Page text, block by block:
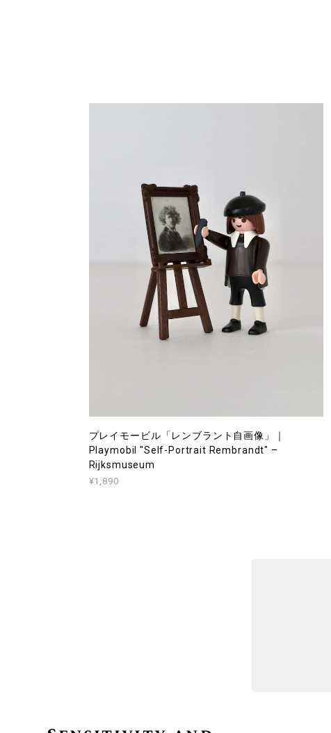
プレイモービル「レンブラント自画像」｜
Playmobil "Self-Portrait Rembrandt" –
Rijksmuseum
¥1,890